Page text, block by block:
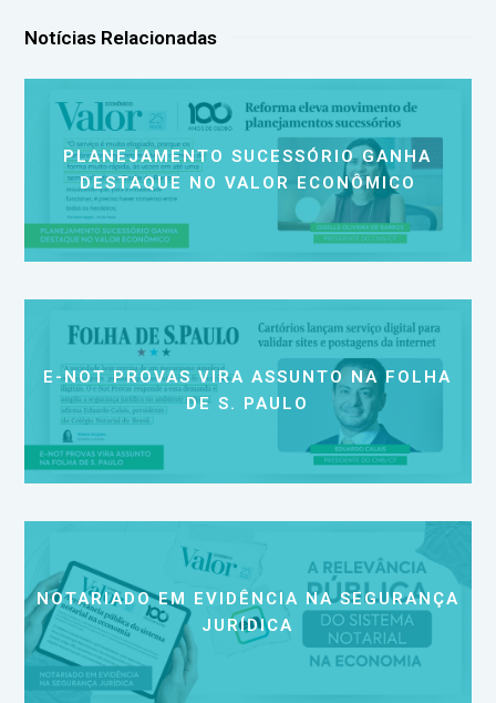
Notícias Relacionadas
PLANEJAMENTO SUCESSÓRIO GANHA
DESTAQUE NO VALOR ECONÔMICO
E-NOT PROVAS VIRA ASSUNTO NA FOLHA
DE S. PAULO
NOTARIADO EM EVIDÊNCIA NA SEGURANÇA
JURÍDICA